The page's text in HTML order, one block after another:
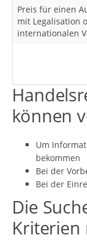
Preis für einen
mit Legalisation
internationalen
können
Um
bekommen
Bei der
Bei der
Die
Kriterien